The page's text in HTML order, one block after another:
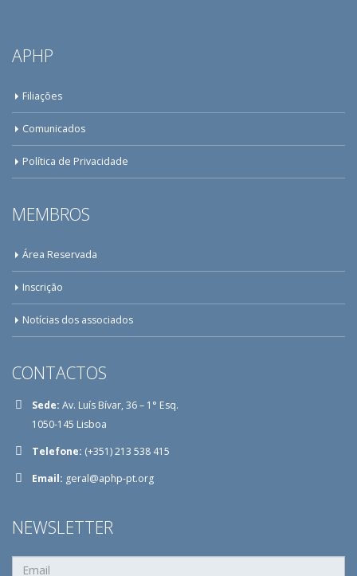
APHP
Filiações
Comunicados
Política de Privacidade
MEMBROS
Área Reservada
Inscrição
Notícias dos associados
CONTACTOS
Sede: Av. Luís Bívar, 36 – 1° Esq.
1050-145 Lisboa
Telefone: (+351) 213 538 415
Email: geral@aphp-pt.org
NEWSLETTER